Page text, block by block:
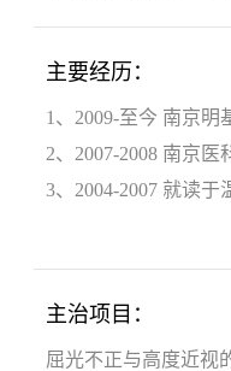
主要经历：
1、2009-至今 南京
2、2007-2008 南京
3、2004-2007 就读
主治项目：
屈光不正与高度近视